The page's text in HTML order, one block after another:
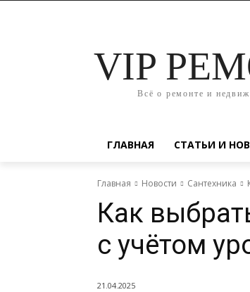
VIP
Всё о ремонте и
ГЛАВНАЯ СТАТЬИ И
Главная Новости Сантехника
Как
с учётом
21.04.2025